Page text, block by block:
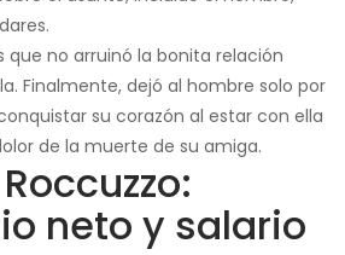
que no arruinó la bonita relación
Finalmente, dejó al hombre solo por
su corazón al estar con ella
de la muerte de su amiga.
neto y salario